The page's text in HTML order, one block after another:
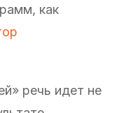
как
речь идет не